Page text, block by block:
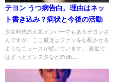
テヨン うつ病告白。理由はネッ
ト書き込み？病状と今後の活動
少女時代の人気メンバーでもあるテヨンさ
んですが、ここ最近はファンを心配させる
ようなニュースが続いています。 最近で
はずっとインスタなどのSN...